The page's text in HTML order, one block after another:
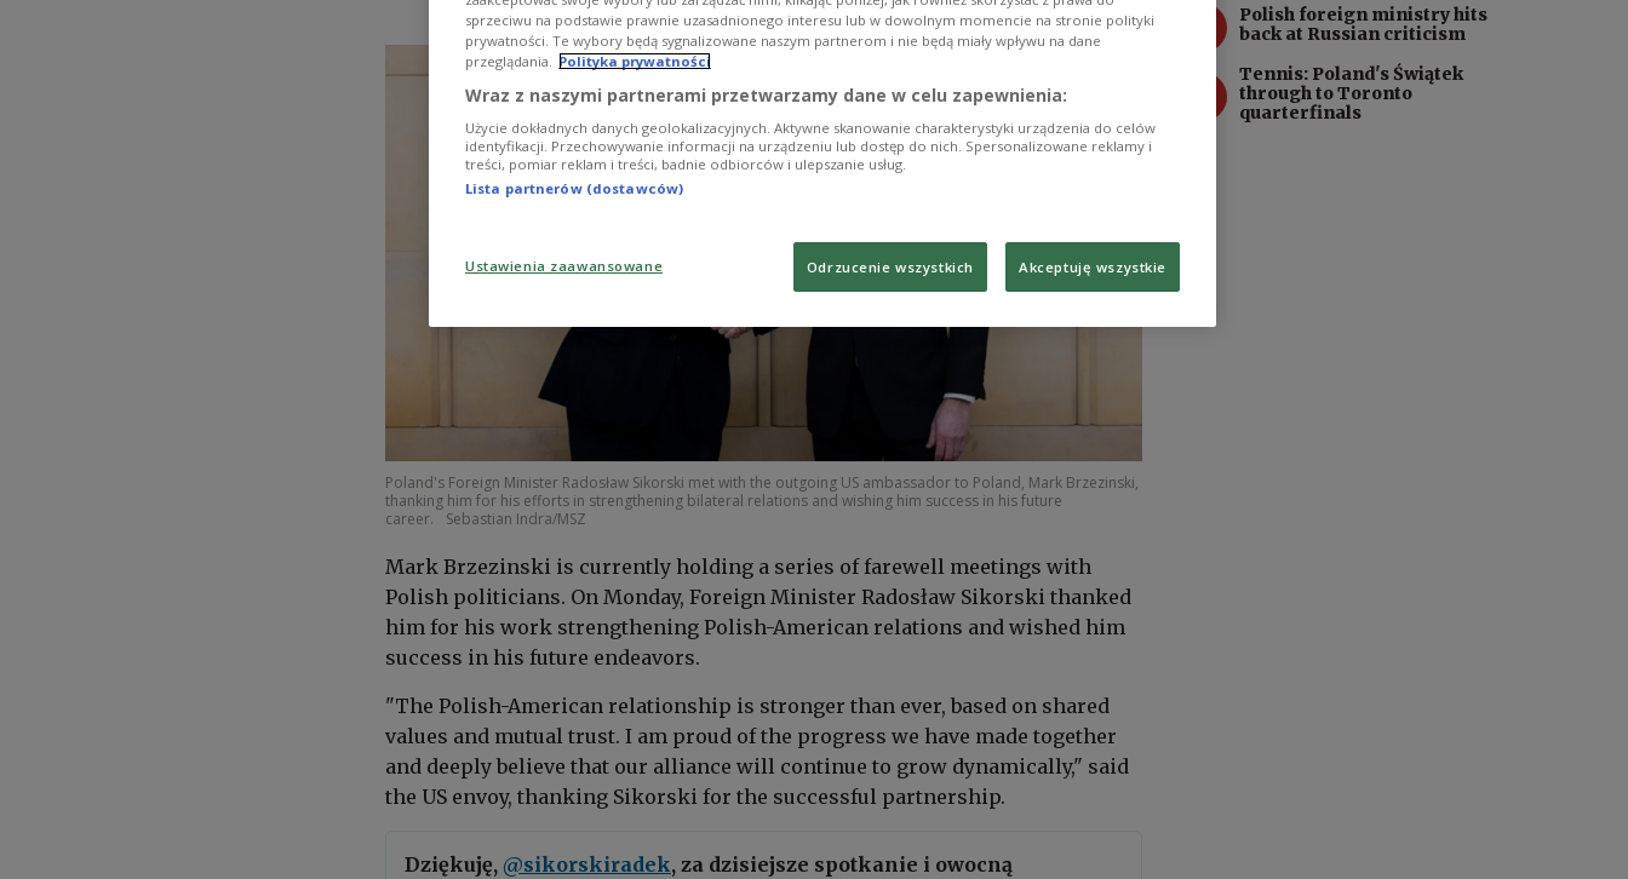
Poland's Foreign Minister Radosław Sikorski met with the outgoing US ambassador to Poland, Mark Brzezinski,
thanking him for his efforts in strengthening bilateral relations and wishing him success in his future
career.
Sebastian Indra/MSZ
Mark Brzezinski is currently holding a series of farewell meetings with
Polish politicians. On Monday, Foreign Minister Radosław Sikorski thanked
him for his work strengthening Polish-American relations and wished him
success in his future endeavors.
"The Polish-American relationship is stronger than ever, based on shared
values and mutual trust. I am proud of the progress we have made together
and deeply believe that our alliance will continue to grow dynamically," said
the US envoy, thanking Sikorski for the successful partnership.
Dziękuję, @sikorskiradek, za dzisiejsze spotkanie i owocną
Polish foreign ministry hits
back at Russian criticism
Tennis: Poland's Świątek
through to Toronto
quarterfinals
sprzeciwu na podstawie prawnie uzasadnionego interesu lub w dowolnym momencie na stronie polityki
prywatności. Te wybory będą sygnalizowane naszym partnerom i nie będą miały wpływu na dane
przeglądania. Polityka prywatności
Wraz z naszymi partnerami przetwarzamy dane w celu zapewnienia:
Użycie dokładnych danych geolokalizacyjnych. Aktywne skanowanie charakterystyki urządzenia do celów
identyfikacji. Przechowywanie informacji na urządzeniu lub dostęp do nich. Spersonalizowane reklamy i
treści, pomiar reklam i treści, badnie odbiorców i ulepszanie usług.
Lista partnerów (dostawców)
Ustawienia zaawansowane Odrzucenie wszystkich Akceptuję wszystkie